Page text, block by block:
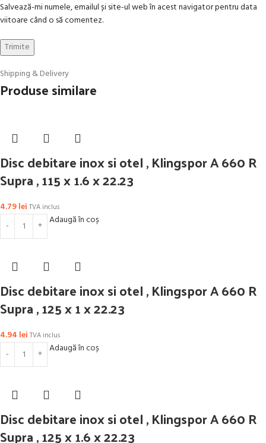
Salvează-mi numele, emailul și site-ul web în acest navigator pentru data
viitoare când o să comentez.
Shipping & Delivery
Produse similare
Disc debitare inox si otel , Klingspor A 660 R
Supra , 115 x 1.6 x 22.23
4.79lei TVA inclus
Adaugă în coș
Disc debitare inox si otel , Klingspor A 660 R
Supra , 125 x 1 x 22.23
4.94 lei TVA inclus
Adaugă în coș
Disc debitare inox si otel , Klingspor A 660 R
Supra , 125 x 1.6 x 22.23